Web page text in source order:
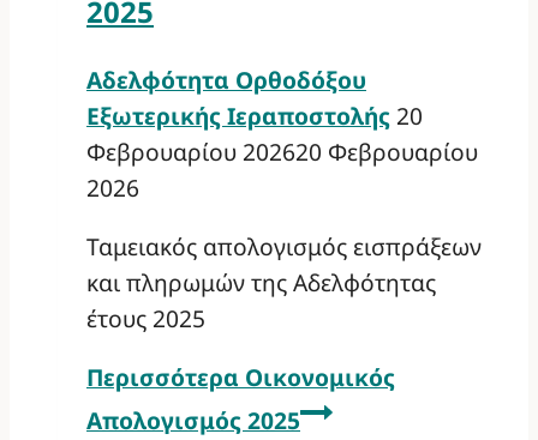
2025
Αδελφότητα Ορθοδόξου
Εξωτερικής Ιεραποστολής 20
Φεβρουαρίου 202620 Φεβρουαρίου
2026
Ταμειακός απολογισμός εισπράξεων
και πληρωμών της Αδελφότητας
έτους 2025
Περισσότερα Οικονομικός
Απολογισμός 2025